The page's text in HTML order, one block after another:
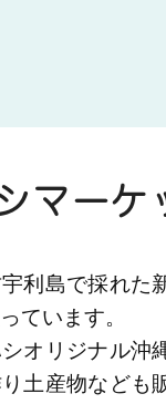
マーケ
利島で採れた
ています。
オリジナル沖
土産物なども